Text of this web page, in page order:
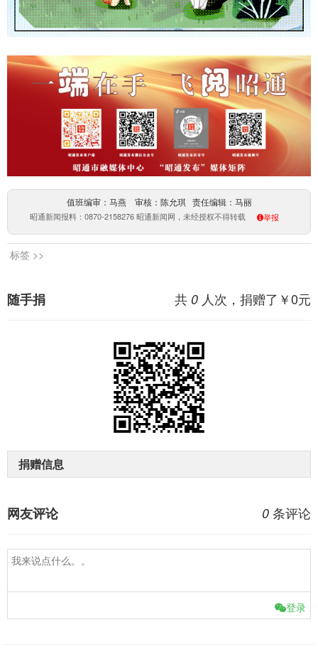
值班编审：马燕 审核：陈允琪 责任编辑：马丽
昭通新闻报料：0870-2158276 昭通新闻网，未经授权不得转载 举报
标签 >>
共 0 人次，捐赠了￥0元
随手捐
捐赠信息
0 条评论
网友评论
登录